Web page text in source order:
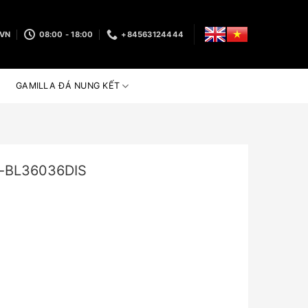
08:00 - 18:00 +84563124444
GAMILLA ĐÁ NUNG KẾT